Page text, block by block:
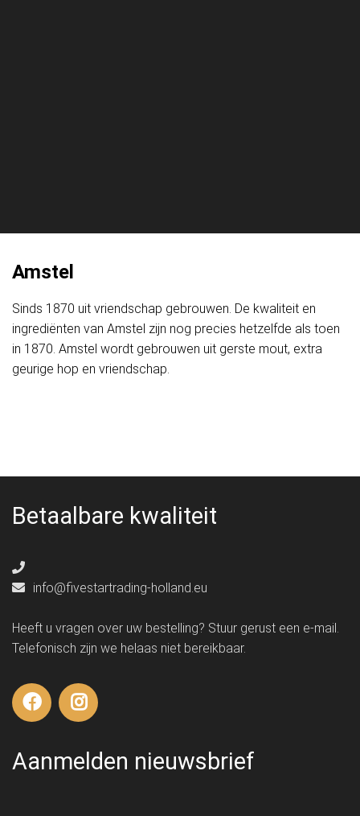
Amstel
Sinds 1870 uit vriendschap gebrouwen. De kwaliteit en
ingrediënten van Amstel zijn nog precies hetzelfde als toen
in 1870. Amstel wordt gebrouwen uit gerste mout, extra
geurige hop en vriendschap.
Betaalbare kwaliteit
info@fivestartrading-holland.eu
Heeft u vragen over uw bestelling? Stuur gerust een e-mail.
Telefonisch zijn we helaas niet bereikbaar.
Aanmelden nieuwsbrief